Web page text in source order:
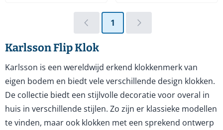
1
Karlsson Flip Klok
Karlsson is een wereldwijd erkend klokkenmerk van
eigen bodem en biedt vele verschillende design klokken.
De collectie biedt een stijlvolle decoratie voor overal in
huis in verschillende stijlen. Zo zijn er klassieke modellen
te vinden, maar ook klokken met een sprekend ontwerp